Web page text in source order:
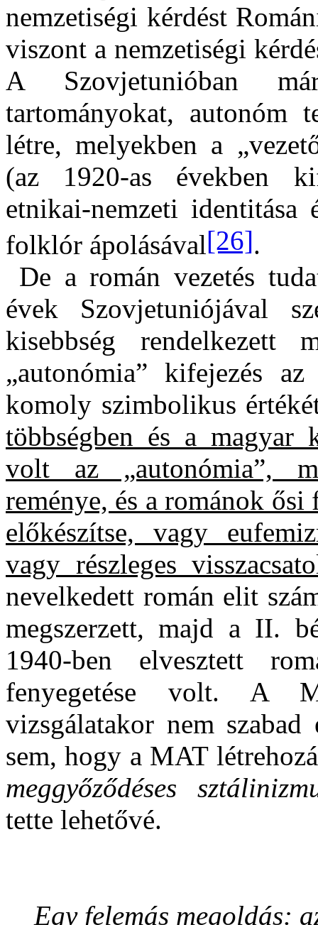
nemzetiségi kérdést
viszont a nemzetiségi
A Szovjetunióban
tartományokat, autonóm
létre, melyekben a
(az 1920-as években
etnikai-nemzeti
folklór ápolásával[26].
De a román vezetés
évek Szovjetuniójával
kisebbség rendelkezett
„autonómia” kifejezés
komoly szimbolikus
többségben és a magyar
volt az „autonómia”,
reménye, és a románok
előkészítse, vagy
vagy részleges
nevelkedett román elit
megszerzett, majd a II.
1940-ben elvesztett
fenyegetése volt. A
vizsgálatakor nem
sem, hogy a MAT
meggyőződéses
tette lehetővé.
Egy felemás megoldás: